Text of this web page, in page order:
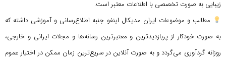
زیبایی به صورت تخصصی با اطلاعات معتبر است.
مطالب و موضوعات ایران مدیکال اینفو جنبه اطلاع‌رسانی و آموزشی داشته که
به صورت خودکار از پربازدیدترین و معتبرترین رسانه‌ها و مجلات ایرانی و خارجی،
روزانه گردآوری می‌گردد و به صورت آنلاین در سریع‌ترین زمان ممکن در اختیار عموم